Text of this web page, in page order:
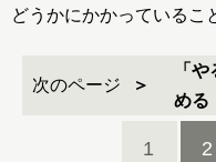
どうかにかかっているこ
次のページ
「
める
1 2